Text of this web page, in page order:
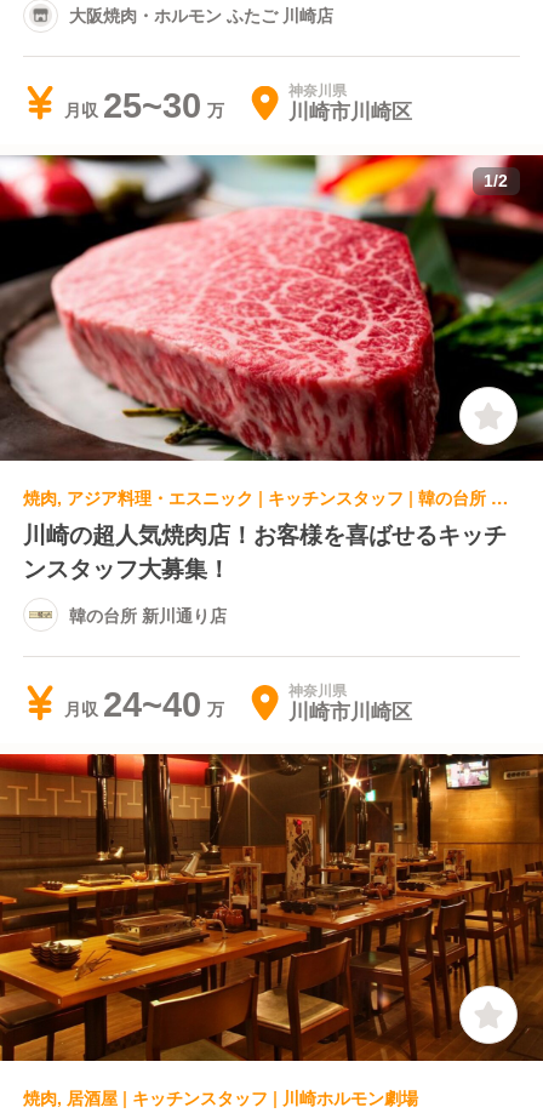
大阪焼肉・ホルモン ふたご 川崎店
月収 25~30 神奈川県
川崎市川崎区
1/2
焼肉, アジア料理・エスニック | キッチンスタッフ | 韓の台所 新川通り店
川崎の超人気焼肉店！お客様を喜ばせるキッチ
ンスタッフ大募集！
韓の台所 新川通り店
月収 24~40 神奈川県
川崎市川崎区
焼肉, 居酒屋 | キッチンスタッフ | 川崎ホルモン劇場